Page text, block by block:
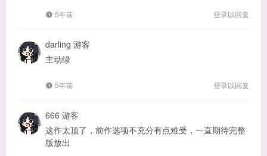
5年前 登录以回复
darling 游客
主动绿
5年前 登录以回复
666 游客
这作太顶了，前作选项不充分有点难受，一直期待完整
版放出